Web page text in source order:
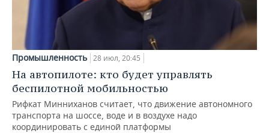
Промышленность 28 июл, 20:45
На автопилоте: кто будет управлять
беспилотной мобильностью
Рифкат Минниханов считает, что движение автономного
транспорта на шоссе, воде и в воздухе надо
координировать с единой платформы